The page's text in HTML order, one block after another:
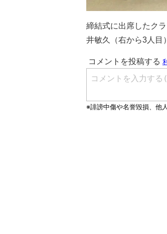
締結式に出席したク
井敏久（右から3人目